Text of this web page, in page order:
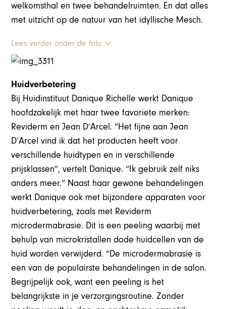
welkomsthal en twee behandelruimten. En dat alles
met uitzicht op de natuur van het idyllische Mesch.
Lees verder onder de foto
Huidverbetering
Bij Huidinstituut Danique Richelle werkt Danique
hoofdzakelijk met haar twee favoriete merken:
Reviderm en Jean D’Arcel. “Het fijne aan Jean
D’Arcel vind ik dat het producten heeft voor
verschillende huidtypen en in verschillende
prijsklassen”, vertelt Danique. “Ik gebruik zelf niks
anders meer.” Naast haar gewone behandelingen
werkt Danique ook met bijzondere apparaten voor
huidverbetering, zoals met Reviderm
microdermabrasie. Dit is een peeling waarbij met
behulp van microkristallen dode huidcellen van de
huid worden verwijderd. “De microdermabrasie is
een van de populairste behandelingen in de salon.
Begrijpelijk ook, want een peeling is het
belangrijkste in je verzorgingsroutine. Zonder